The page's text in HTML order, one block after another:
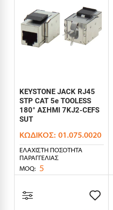
KEYSTONE JACK RJ45
STP CAT 5e TOOLESS
180° ΑΣΗΜΙ 7KJ2-CEFS
SUT
ΚΩΔΙΚΌΣ: 01.075.0020
ΕΛΆΧΙΣΤΗ ΠΟΣΌΤΗΤΑ
ΠΑΡΑΓΓΕΛΊΑΣ
MOQ: 5